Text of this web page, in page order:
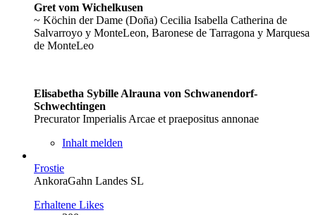
Gret vom Wichelkusen
~ Köchin der Dame (Doña) Cecilia Isabella Catherina de
Salvarroyo y MonteLeon, Baronese de Tarragona y Marquesa
de MonteLeo
Elisabetha Sybille Alrauna von Schwanendorf-
Schwechtingen
Precurator Imperialis Arcae et praepositus annonae
Inhalt melden
Frostie
AnkoraGahn Landes SL
Erhaltene Likes